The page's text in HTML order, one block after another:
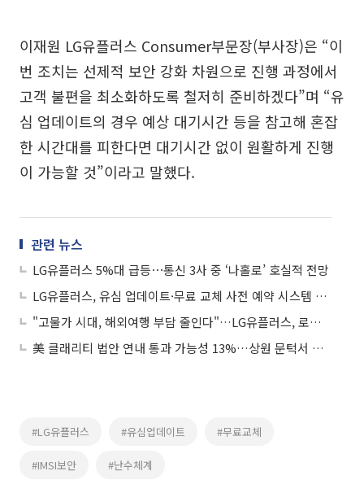
이재원 LG유플러스 Consumer부문장(부사장)은 “이
번 조치는 선제적 보안 강화 차원으로 진행 과정에서
고객 불편을 최소화하도록 철저히 준비하겠다”며 “유
심 업데이트의 경우 예상 대기시간 등을 참고해 혼잡
한 시간대를 피한다면 대기시간 없이 원활하게 진행
이 가능할 것”이라고 말했다.
관련 뉴스
LG유플러스 5%대 급등⋯통신 3사 중 ‘나홀로’ 호실적 전망
LG유플러스, 유심 업데이트·무료 교체 사전 예약 시스템 시작
"고물가 시대, 해외여행 부담 줄인다"…LG유플러스, 로밍패스 데이터 최대 2배 상향 개편
美 클래리티 법안 연내 통과 가능성 13%…상원 문턱서 제동
#LG유플러스 #유심업데이트 #무료교체
#IMSI보안 #난수체계